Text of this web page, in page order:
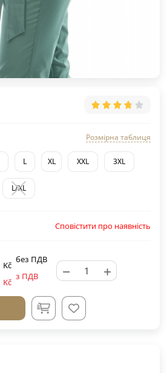
Розмірна таблиця
L XL XXL 3XL
L/XL
Сповістити про наявність
Kč
без ПДВ
Kč
з ПДВ − +